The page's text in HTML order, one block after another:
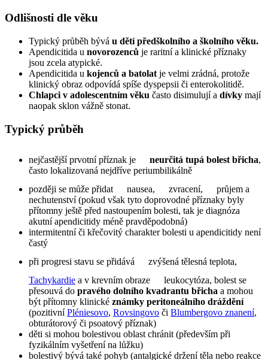
Odlišnosti dle věku
Typický průběh bývá u dětí předškolního a školního věku.
Apendicitida u novorozenců je raritní a klinické příznaky
jsou zcela atypické.
Apendicitida u kojenců a batolat je velmi zrádná, protože
klinický obraz odpovídá spíše dyspepsii či enterokolitidě.
Chlapci v adolescentním věku často disimulují a dívky mají
naopak sklon vážně stonat.
Typický průběh
nejčastější prvotní příznak je neurčitá tupá bolest břicha,
často lokalizovaná nejdříve periumbilikálně
později se může přidat
nausea, zvracení,
průjem a
nechutenství (pokud však tyto doprovodné příznaky byly
přítomny ještě před nastoupením bolesti, tak je diagnóza
akutní apendicitidy méně pravděpodobná)
intermitentní či křečovitý charakter bolesti u apendicitidy není
častý
při progresi stavu se přidává
zvýšená tělesná teplota,
Tachykardie a v krevním obraze
leukocytóza, bolest se
přesouvá do pravého dolního kvadrantu břicha a mohou
být přítomny klinické známky peritoneálního dráždění
(pozitivníPléniesovo, Rovsingovo či Blumbergovo znanení,
obturátorový či psoatový příznak)
děti si mohou bolestivou oblast chránit (především při
fyzikálním vyšetření na lůžku)
bolestivý bývá také pohyb (antalgické držení těla nebo reakce